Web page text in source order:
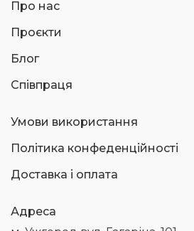
Про нас
Проєкти
Блог
Співпраця
Умови використання
Політика конфеденційності
Доставка і оплата
Адреса